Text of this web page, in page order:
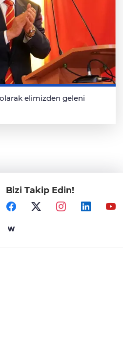
elimizden geleni
Bizi Takip Edin!